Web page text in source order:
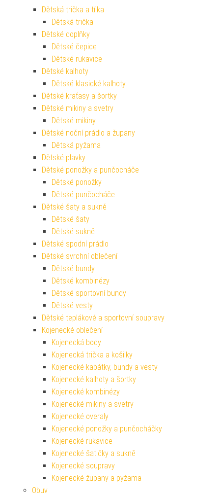
Dětská trička a tílka
Dětská trička
Dětské doplňky
Dětské čepice
Dětské rukavice
Dětské kalhoty
Dětské klasické kalhoty
Dětské kraťasy a šortky
Dětské mikiny a svetry
Dětské mikiny
Dětské noční prádlo a župany
Dětská pyžama
Dětské plavky
Dětské ponožky a punčocháče
Dětské ponožky
Dětské punčocháče
Dětské šaty a sukně
Dětské šaty
Dětské sukně
Dětské spodní prádlo
Dětské svrchní oblečení
Dětské bundy
Dětské kombinézy
Dětské sportovní bundy
Dětské vesty
Dětské teplákové a sportovní soupravy
Kojenecké oblečení
Kojenecká body
Kojenecká trička a košilky
Kojenecké kabátky, bundy a vesty
Kojenecké kalhoty a šortky
Kojenecké kombinézy
Kojenecké mikiny a svetry
Kojenecké overaly
Kojenecké ponožky a punčocháčky
Kojenecké rukavice
Kojenecké šatičky a sukně
Kojenecké soupravy
Kojenecké župany a pyžama
Obuv